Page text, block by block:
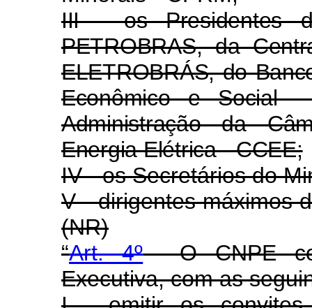
III - os Presidentes
PETROBRAS, da
ELETROBRÁS, do
Econômico e Social
Administração da
Energia Elétrica - CCEE;
IV - os Secretários do
V - dirigentes máximos
(NR)
“Art. 4ºO CNPE
Executiva, com as